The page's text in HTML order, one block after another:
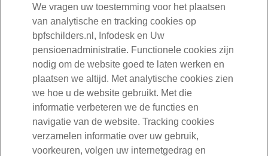
bewaren.
Naar uw pensioenoverzicht
Bent u werknemer?
030-277 56 00
Mail ons
We vragen uw toestemming voor het plaatsen
van analytische en tracking cookies op
bpfschilders.nl, Infodesk en Uw
pensioenadministratie. Functionele cookies zijn
nodig om de website goed te laten werken en
plaatsen we altijd. Met analytische cookies zien
we hoe u de website gebruikt. Met die
informatie verbeteren we de functies en
navigatie van de website. Tracking cookies
verzamelen informatie over uw gebruik,
voorkeuren, volgen uw internetgedrag en